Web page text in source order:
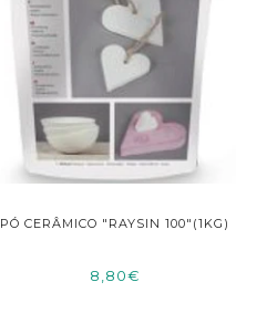
PÓ CERÂMICO "RAYSIN 100"(1KG)
8,80€